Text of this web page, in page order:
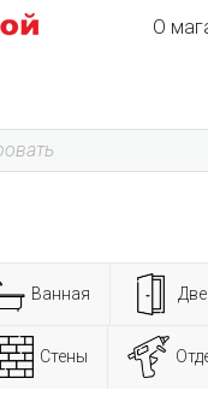
О
Ванная
Стены